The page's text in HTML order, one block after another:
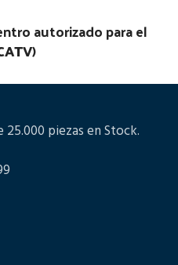
autorizado para el
)
25.000 piezas en Stock.